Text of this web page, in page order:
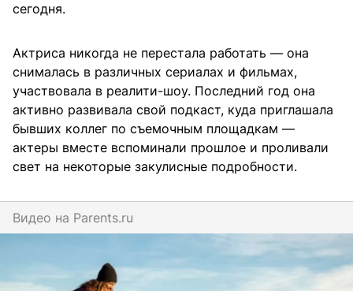
сегодня.
Актриса никогда не перестала работать — она
снималась в различных сериалах и фильмах,
участвовала в реалити-шоу. Последний год она
активно развивала свой подкаст, куда приглашала
бывших коллег по съемочным площадкам —
актеры вместе вспоминали прошлое и проливали
свет на некоторые закулисные подробности.
Видео на parents.ru